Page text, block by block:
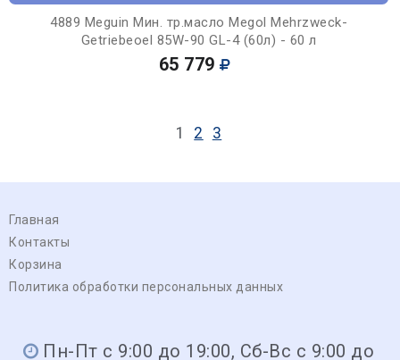
4889 Meguin Мин. тр.масло Megol Mehrzweck-
Getriebeoel 85W-90 GL-4 (60л) - 60 л
65 779
1 2 3
Главная
Контакты
Корзина
Политика обработки персональных данных
Пн-Пт с 9:00 до 19:00, Сб-Вс с 9:00 до